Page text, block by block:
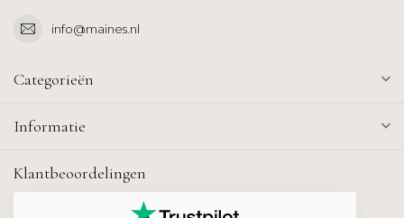
info@maines.nl
Categorieën
Informatie
Klantbeoordelingen